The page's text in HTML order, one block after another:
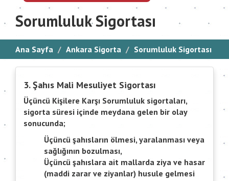
Sorumluluk Sigortası
Ana Sayfa Ankara Sigorta Sorumluluk Sigortası
3. Şahıs Mali Mesuliyet Sigortası
Üçüncü Kişilere Karşı Sorumluluk sigortaları,
sigorta süresi içinde meydana gelen bir olay
sonucunda;
Üçüncü şahısların ölmesi, yaralanması veya
sağlığının bozulması,
Üçüncü şahıslara ait mallarda ziya ve hasar
(maddi zarar ve ziyanlar) husule gelmesi